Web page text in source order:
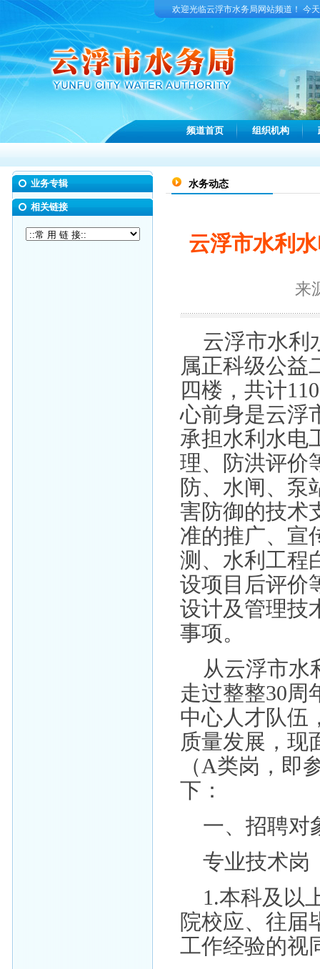
欢迎光临云浮市水务局网站频道！ 今
频道首页 组织机构
业务专辑
相关链接
水务动态
云浮市水利
来
云浮市水利
属正科级公益
四楼，共计
心前身是云浮
承担水利水电
理、防洪评价
防、水闸、泵
害防御的技术
准的推广、宣
测、水利工程
设项目后评价
设计及管理技
事项。
从云浮市水
走过整整30周
中心人才队伍
质量发展，现
（A类岗，即
下：
一、招聘对
专业技术岗
1.本科及以
院校应、往届
工作经验的视